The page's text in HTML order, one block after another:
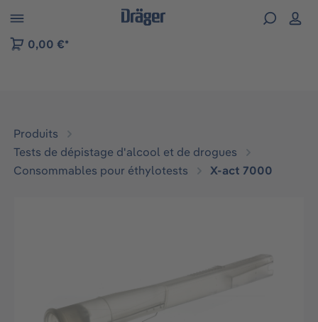
to B2B platform navigation
0,00 €*
Produits
Tests de dépistage d'alcool et de drogues
Consommables pour éthylotests
X-act 7000